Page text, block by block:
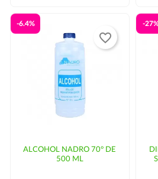
ALCOHOL NADRO 70° DE
500 ML
-6.4%
favorite_border
-